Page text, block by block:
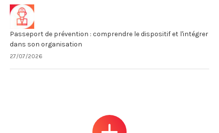
Passeport de prévention : comprendre le dispositif et l'intégrer
dans son organisation
27/07/2026